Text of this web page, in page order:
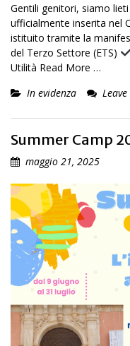
Gentili genitori, siamo
ufficialmente inserita nel
istituito tramite la
del Terzo Settore (ETS)
Utilità Read More …
In evidenza
Summer Camp
maggio 21, 2025